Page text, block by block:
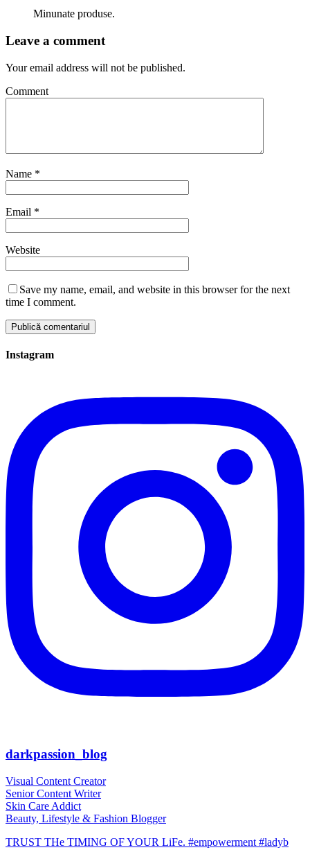
Minunate produse.
Leave a comment
Your email address will not be published.
Comment
Name *
Email *
Website
Save my name, email, and website in this browser for the next
time I comment.
Instagram
darkpassion_blog
Visual Content Creator
Senior Content Writer
Skin Care Addict
Beauty, Lifestyle & Fashion Blogger
TRUST THe TIMING OF YOUR LiFe. #empowerment #ladyb